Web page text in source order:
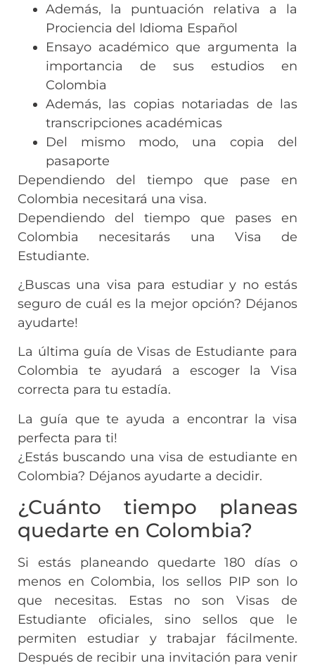
Además, la puntuación relativa a la
Prociencia del Idioma Español
Ensayo académico que argumenta la
importancia de sus estudios en
Colombia
Además, las copias notariadas de las
transcripciones académicas
Del mismo modo, una copia del
pasaporte
Dependiendo del tiempo que pase en
Colombia necesitará una visa.
Dependiendo del tiempo que pases en
Colombia necesitarás una Visa de
Estudiante.
¿Buscas una visa para estudiar y no estás
seguro de cuál es la mejor opción? Déjanos
ayudarte!
La última guía de Visas de Estudiante para
Colombia te ayudará a escoger la Visa
correcta para tu estadía.
La guía que te ayuda a encontrar la visa
perfecta para ti!
¿Estás buscando una visa de estudiante en
Colombia? Déjanos ayudarte a decidir.
¿Cuánto tiempo planeas
quedarte en Colombia?
Si estás planeando quedarte 180 días o
menos en Colombia, los sellos PIP son lo
que necesitas. Estas no son Visas de
Estudiante oficiales, sino sellos que le
permiten estudiar y trabajar fácilmente.
Después de recibir una invitación para venir